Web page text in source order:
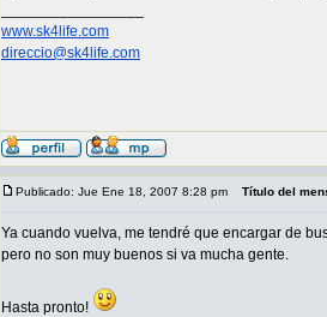
www.sk4life.com
direccio@sk4life.com
Publicado: Jue Ene 18, 2007 8:28 pm Título del
Ya cuando vuelva, me tendré que encargar de
pero no son muy buenos si va mucha gente.
Hasta pronto!